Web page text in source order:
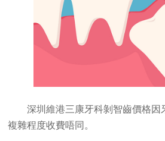
深圳維港三康牙科剝智齒價格因
複雜程度收費唔同。